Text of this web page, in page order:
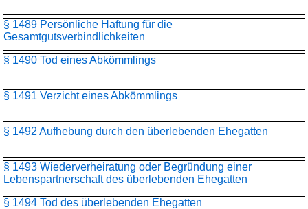
§ 1489 Persönliche Haftung für die
Gesamtgutsverbindlichkeiten
§ 1490 Tod eines Abkömmlings
§ 1491 Verzicht eines Abkömmlings
§ 1492 Aufhebung durch den überlebenden Ehegatten
§ 1493 Wiederverheiratung oder Begründung einer
Lebenspartnerschaft des überlebenden Ehegatten
§ 1494 Tod des überlebenden Ehegatten